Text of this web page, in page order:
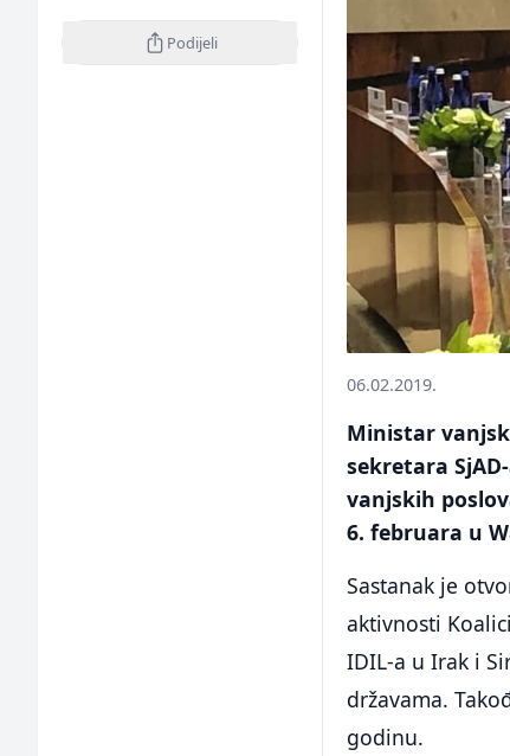
Podijeli
06.02.2019.
Ministar
sekretara
vanjskih
6. februara u
Sastanak je
aktivnosti
IDIL-a u Irak i
državama.
godinu.